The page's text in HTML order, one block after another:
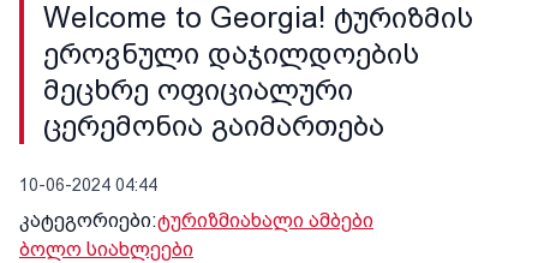
Welcome to Georgia! ტურიზმის
ეროვნული დაჯილდოების
მეცხრე ოფიციალური
ცერემონია გაიმართება
10-06-2024 04:44
კატეგორიები:ტურიზმიახალი ამბები
ბოლო სიახლეები